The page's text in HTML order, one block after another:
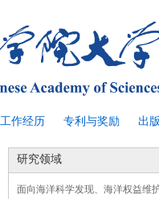
工作经历 专利与奖励 出
研究领域
面向海洋科学发现、海洋权益维